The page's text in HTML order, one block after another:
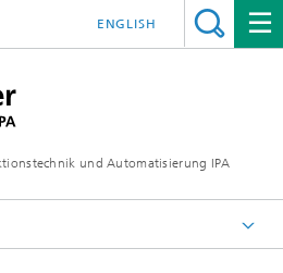
und Automatisierung IPA
ENGLISH